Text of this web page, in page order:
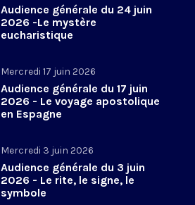
Audience générale du 24 juin
2026 -Le mystère
eucharistique
Mercredi 17 juin 2026
Audience générale du 17 juin
2026 - Le voyage apostolique
en Espagne
Mercredi 3 juin 2026
Audience générale du 3 juin
2026 - Le rite, le signe, le
symbole